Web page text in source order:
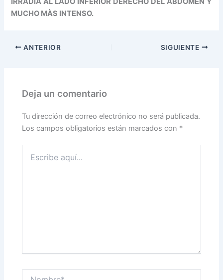
MUCHO MÀS INTENSO.
ANTERIOR SIGUIENTE
Deja un comentario
Tu dirección de correo electrónico no será publicada.
Los campos obligatorios están marcados con *
aquí...